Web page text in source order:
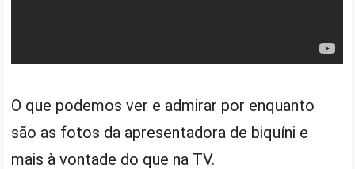
O que podemos ver e admirar por enquanto
são as fotos da apresentadora de biquíni e
mais à vontade do que na TV.